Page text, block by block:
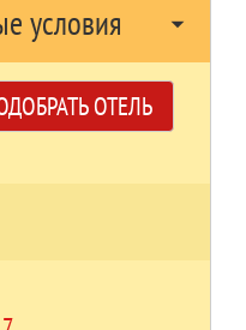
условия arrow_drop_down
ОТЕЛЬ